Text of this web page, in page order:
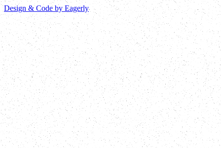
Design & Code by Eagerly